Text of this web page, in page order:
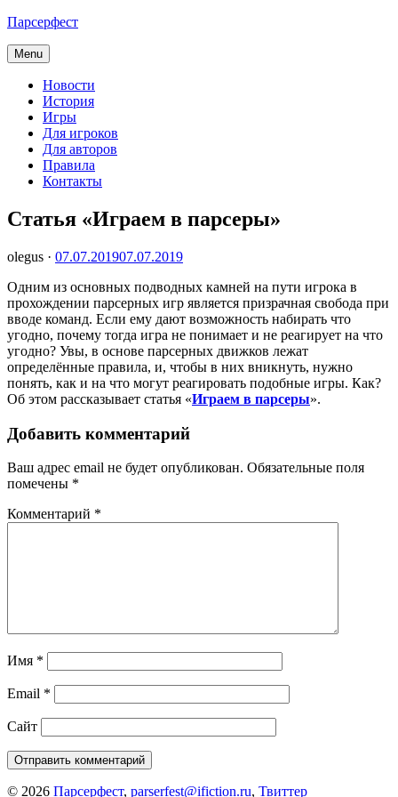
Skip
content
Парсерфест
Menu
Новости
История
Игры
Для игроков
Для авторов
Правила
Контакты
Статья «Играем в парсеры»
olegus · 07.07.201907.07.2019
Одним из основных подводных камней на пути игрока в
прохождении парсерных игр является призрачная свобода при
вводе команд. Если ему дают возможность набирать что
угодно, почему тогда игра не понимает и не реагирует на что
угодно? Увы, в основе парсерных движков лежат
определённые правила, и, чтобы в них вникнуть, нужно
понять, как и на что могут реагировать подобные игры. Как?
Об этом рассказывает статья «Играем в парсеры».
Добавить комментарий
Ваш адрес email не будет опубликован. Обязательные поля
помечены *
Комментарий *
Имя *
Email *
Сайт
© 2026 Парсерфест, parserfest@ifiction.ru, Твиттер